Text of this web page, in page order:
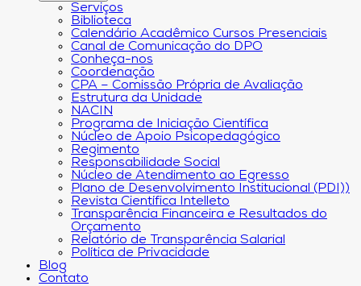
Serviços
Biblioteca
Calendário Acadêmico Cursos Presenciais
Canal de Comunicação do DPO
Conheça-nos
Coordenação
CPA – Comissão Própria de Avaliação
Estrutura da Unidade
NACIN
Programa de Iniciação Científica
Núcleo de Apoio Psicopedagógico
Regimento
Responsabilidade Social
Núcleo de Atendimento ao Egresso
Plano de Desenvolvimento Institucional (PDI))
Revista Científica Intelleto
Transparência Financeira e Resultados do
Orçamento
Relatório de Transparência Salarial
Política de Privacidade
Blog
Contato